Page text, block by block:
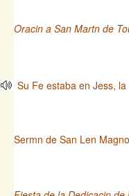
Oracin a San Martn de
Su Fe estaba en Jess, la
Sermn de San Len Magno